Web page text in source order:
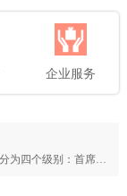
企业服务
一、森知心理的咨询费用森知心理咨询师分为四个级别：首席专家；专家级别；资深级别；普通级别。首席心理专家：￥900元/50分钟；专家心理咨询师：￥700元/50分钟；资深心理咨询师：￥500元/50分钟；普通心理咨询师：300元/50分钟。